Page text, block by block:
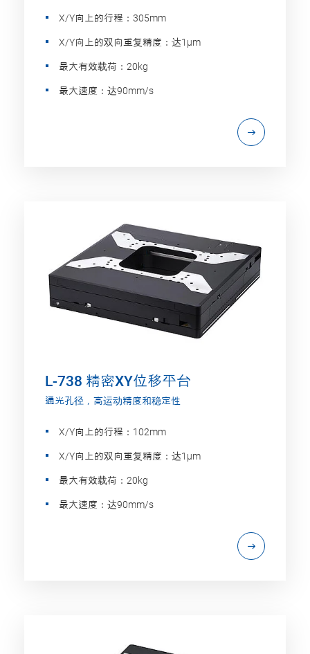
X/Y向上的行程：305mm
X/Y向上的双向重复精度：达1µm
最大有效载荷：20kg
最大速度：达90mm/s
L-738 精密XY位移平台
通光孔径，高运动精度和稳定性
X/Y向上的行程：102mm
X/Y向上的双向重复精度：达1µm
最大有效载荷：20kg
最大速度：达90mm/s